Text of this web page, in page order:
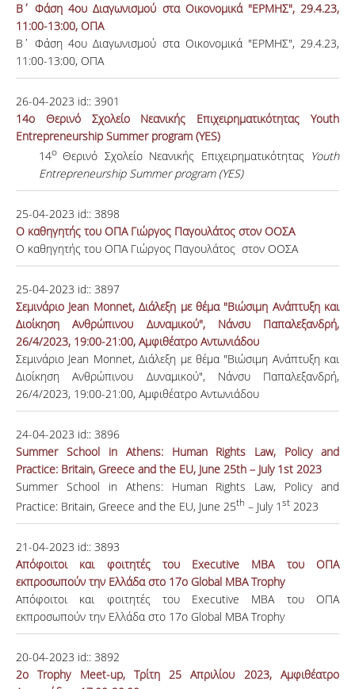
Β΄ Φάση 4ου Διαγωνισμού στα Οικονομικά "ΕΡΜΗΣ", 29.4.23,
11:00-13:00, ΟΠΑ
Β΄ Φάση 4ου Διαγωνισμού στα Οικονομικά "ΕΡΜΗΣ", 29.4.23,
11:00-13:00, ΟΠΑ
26-04-2023 id:: 3901
14ο Θερινό Σχολείο Νεανικής Επιχειρηματικότητας Youth
Entrepreneurship Summer program (YES)
14ο Θερινό Σχολείο Νεανικής Επιχειρηματικότητας Youth
Entrepreneurship Summer program (YES)
25-04-2023 id:: 3898
Ο καθηγητής του ΟΠΑ Γιώργος Παγουλάτος στον ΟΟΣΑ
Ο καθηγητής του ΟΠΑ Γιώργος Παγουλάτος στον ΟΟΣΑ
25-04-2023 id:: 3897
Σεμινάριο Jean Monnet, Διάλεξη με θέμα "Βιώσιμη Ανάπτυξη και
Διοίκηση Ανθρώπινου Δυναμικού", Nάνσυ Παπαλεξανδρή,
26/4/2023, 19:00-21:00, Αμφιθέατρο Aντωνιάδου
Σεμινάριο Jean Monnet, Διάλεξη με θέμα "Βιώσιμη Ανάπτυξη και
Διοίκηση Ανθρώπινου Δυναμικού", Nάνσυ Παπαλεξανδρή,
26/4/2023, 19:00-21:00, Αμφιθέατρο Aντωνιάδου
24-04-2023 id:: 3896
Summer School in Athens: Human Rights Law, Policy and
Practice: Britain, Greece and the EU, June 25th – July 1st 2023
Summer School in Athens: Human Rights Law, Policy and
Practice: Britain, Greece and the EU, June 25th – July 1 st 2023
21-04-2023 id:: 3893
Απόφοιτοι και φοιτητές του Executive MBA του ΟΠΑ
εκπροσωπούν την Ελλάδα στο 17ο Global MBA Trophy
Απόφοιτοι και φοιτητές του Executive MBA του ΟΠΑ
εκπροσωπούν την Ελλάδα στο 17ο Global MBA Trophy
20-04-2023 id:: 3892
2ο Trophy Meet-up, Τρίτη 25 Απριλίου 2023, Αμφιθέατρο